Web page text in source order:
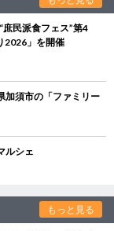
民派食フェス”第4
2026」を開催
須市の「ファミリー
ルシェ
もっと見る